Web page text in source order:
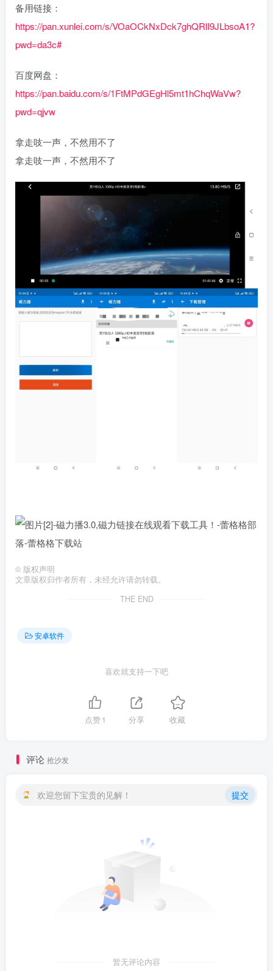
备用链接：
https://pan.xunlei.com/s/VOaOCkNxDck7ghQRlI9JLbsoA1?
pwd=da3c#
百度网盘：
https://pan.baidu.com/s/1FtMPdGEgHl5mt1hChqWaVw?
pwd=qjvw
拿走吱一声，不然用不了
拿走吱一声，不然用不了
© 版权声明
文章版权归作者所有，未经允许请勿转载。
THE END
安卓软件
喜欢就支持一下吧
点赞1 分享 收藏
评论 抢沙发
欢迎您留下宝贵的见解！ 提交
暂无评论内容